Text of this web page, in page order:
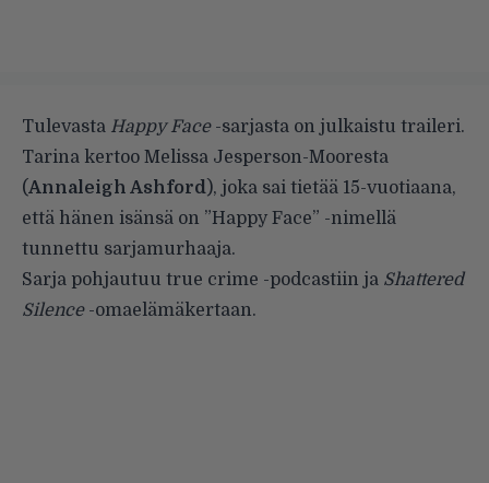
Tulevasta Happy Face-sarjasta on julkaistu traileri.
Tarina kertoo Melissa Jesperson-Mooresta
(Annaleigh Ashford), joka sai tietää 15-vuotiaana,
että hänen isänsä on ”Happy Face” -nimellä
tunnettu sarjamurhaaja.
Sarja pohjautuu true crime -podcastiin ja Shattered
Silence-omaelämäkertaan.